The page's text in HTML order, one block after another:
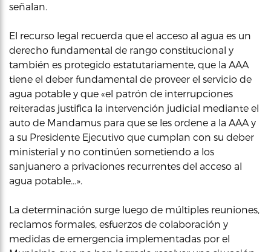
señalan.
El recurso legal recuerda que el acceso al agua es un
derecho fundamental de rango constitucional y
también es protegido estatutariamente, que la AAA
tiene el deber fundamental de proveer el servicio de
agua potable y que «el patrón de interrupciones
reiteradas justifica la intervención judicial mediante el
auto de Mandamus para que se les ordene a la AAA y
a su Presidente Ejecutivo que cumplan con su deber
ministerial y no continúen sometiendo a los
sanjuanero a privaciones recurrentes del acceso al
agua potable…».
La determinación surge luego de múltiples reuniones,
reclamos formales, esfuerzos de colaboración y
medidas de emergencia implementadas por el